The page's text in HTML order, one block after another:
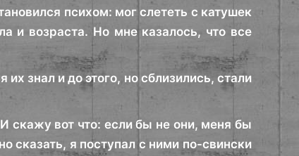
психом: мог слететь с катушек
и возраста. Но мне казалось, что все
знал и до этого, но сблизились, стали
скажу вот что: если бы не они, меня бы
сказать, я поступал с ними по-свински